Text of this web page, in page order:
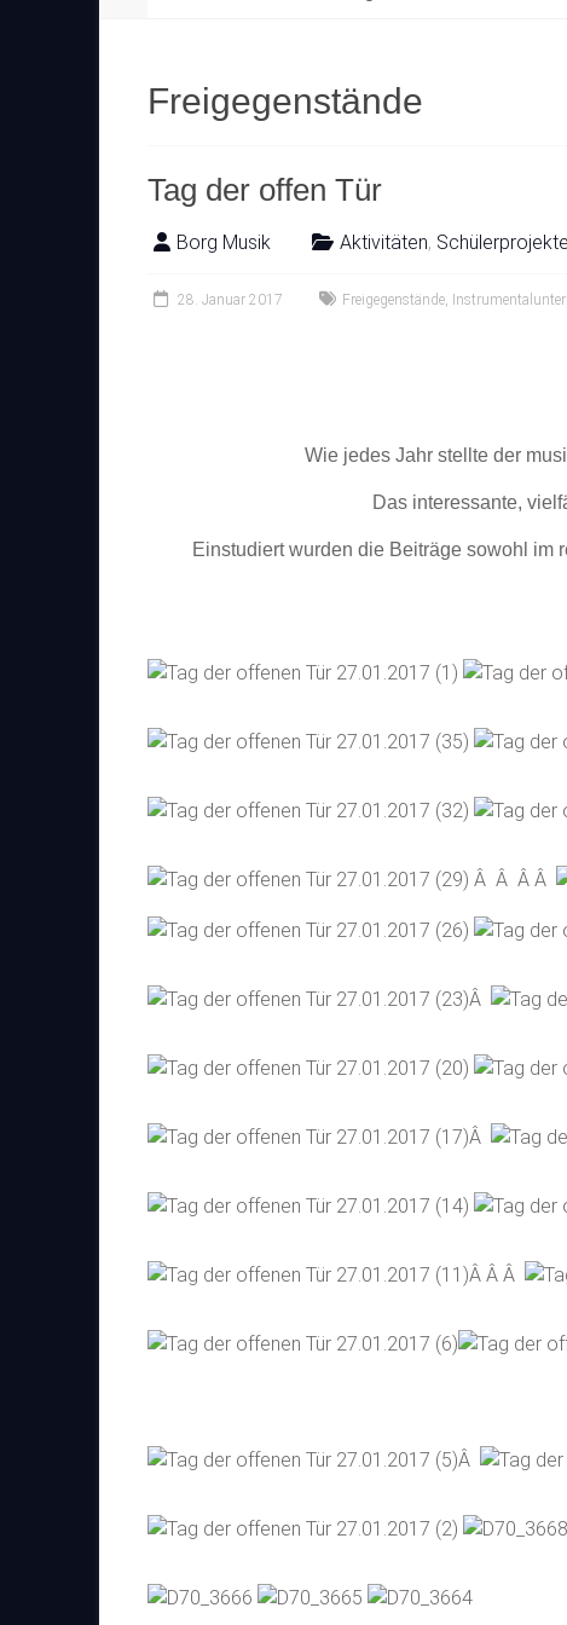
Freigegenstände
Tag der offen Tür
Borg Musik Aktivitäten,
28. Januar 2017 Freigegenstände,
Wie jedes Jahr stellte der
Das interessante,
Einstudiert wurden die Beiträge sowohl im
Â Â Â Â
Â
Â
Â Â Â
Â